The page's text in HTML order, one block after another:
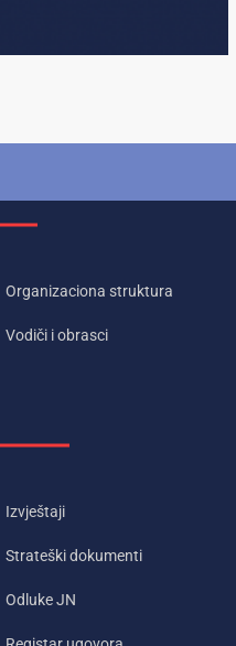
Organizaciona struktura
Vodiči i obrasci
Izvještaji
Strateški dokumenti
Odluke JN